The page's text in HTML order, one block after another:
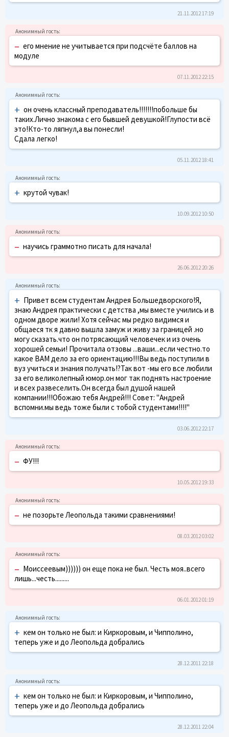
21.11.2012 17:19
– его мнение не учитывается при подсчёте баллов на
модуле
07.11.2012 22:15
+ он очень классный преподаватель!!!!!!!побольше бы
таких.Лично знакома с его бывшей девушкой!Глупости всё
это!Кто-то ляпнул,а вы понесли!
Сдала легко!
05.11.2012 18:41
+ крутой чувак!
10.09.2012 10:50
– научись граммотно писать для начала!
26.06.2012 20:26
+ Привет всем студентам Андрея Большедворского!Я,
знаю Андрея практически с детства ,мы вместе учились и в
одном дворе жили! Хотя сейчас мы редко видимся и
общаеся тк я давно вышла замуж и живу за границей .но
могу сказать.что он потрясающий человечек и из очень
хорошей семьи! Прочитала отзовы ...ваши...если честно.то
какое ВАМ дело за его ориентацию!!!Вы ведь поступили в
вуз учиться и знания получать!?Так вот -мы его все любили
за его великолепный юмор.он мог так поднять настроение
и всех развеселить.Он всегда был душой нашей
компании!!!Обожаю тебя Андрей!!! Совет: "Андрей
вспомни.мы ведь тоже были с тобой студентами!!!!"
03.06.2012 22:17
– ФУ!!!
10.05.2012 19:33
– не позорьте Леопольда такими сравнениями!
08.03.2012 03:02
– Моиссеевым)))))) он еще пока не был. Честь моя..всего
лишь...честь.........
06.01.2012 01:19
+ кем он только не был: и Киркоровым, и Чипполино,
теперь уже и до Леопольда добрались
28.12.2011 22:18
+ кем он только не был: и Киркоровым, и Чипполино,
теперь уже и до Леопольда добрались
28.12.2011 22:04